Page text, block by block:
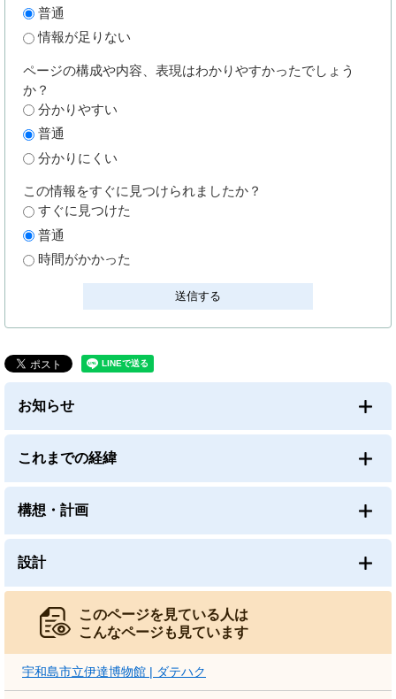
普通
情報が足りない
ページの構成や内容、表現はわかりやすかったでしょう
か？
分かりやすい
普通
分かりにくい
この情報をすぐに見つけられましたか？
すぐに見つけた
普通
時間がかかった
お知らせ
これまでの経緯
構想・計画
設計
このページを見ている人は
こんなページも見ています
宇和島市立伊達博物館 | ダテハク